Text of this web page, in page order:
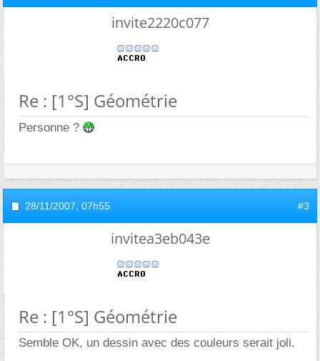
invite2220c077
Re : [1°S] Géométrie
Personne ?
28/11/2007, 07h55 #3
invitea3eb043e
Re : [1°S] Géométrie
Semble OK, un dessin avec des couleurs serait joli.